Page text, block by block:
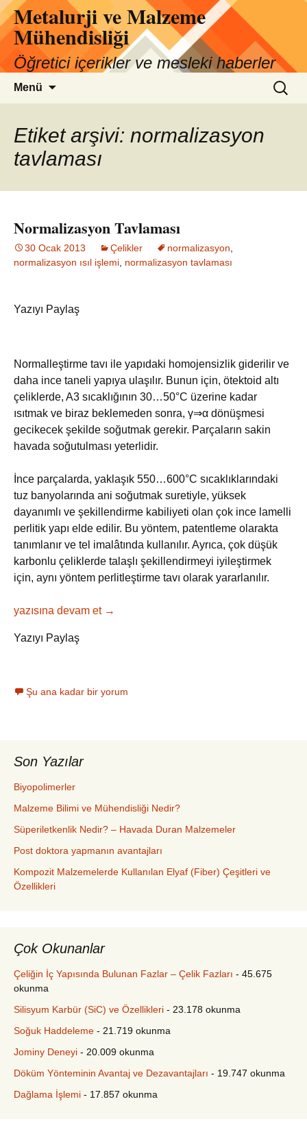
İçeriğe
atlaMetalurji ve Malzeme
Mühendisliği
Öğretici içerikler ve mesleki haberler
Menü
Arama:
Etiket arşivi: normalizasyon
tavlaması
Normalizasyon Tavlaması
30 Ocak 2013 Çelikler normalizasyon
normalizasyon ısıl işlemi normalizasyon tavlaması
Yazıyı Paylaş
Normalleştirme tavı ile yapıdaki homojensizlik giderilir ve
daha ince taneli yapıya ulaşılır. Bunun için, ötektoid altı
çeliklerde, A3 sıcaklığının 30…50°C üzerine kadar
ısıtmak ve biraz beklemeden sonra, γ⇒α dönüşmesi
gecikecek şekilde soğutmak gerekir. Parçaların sakin
havada soğutulması yeterlidir.
İnce parçalarda, yaklaşık 550…600°C sıcaklıklarındaki
tuz banyolarında ani soğutmak suretiyle, yüksek
dayanımlı ve şekillendirme kabiliyeti olan çok ince lamelli
perlitik yapı elde edilir. Bu yöntem, patentleme olarakta
tanımlanır ve tel imalâtında kullanılır. Ayrıca, çok düşük
karbonlu çeliklerde talaşlı şekillendirmeyi iyileştirmek
için, aynı yöntem perlitleştirme tavı olarak yararlanılır.
Normalizasyon Tavlaması
yazısına devam et →
Yazıyı Paylaş
Şu ana kadar bir yorum
Son Yazılar
Biyopolimerler
Malzeme Bilimi ve Mühendisliği Nedir?
Süperiletkenlik Nedir? – Havada Duran Malzemeler
Post doktora yapmanın avantajları
Kompozit Malzemelerde Kullanılan Elyaf (Fiber) Çeşitleri ve
Özellikleri
Çok Okunanlar
Çeliğin İç Yapısında Bulunan Fazlar – Çelik Fazları - 45.675
okunma
Silisyum Karbür (SiC) ve Özellikleri - 23.178 okunma
Soğuk Haddeleme - 21.719 okunma
Jominy Deneyi - 20.009 okunma
Döküm Yönteminin Avantaj ve Dezavantajları - 19.747 okunma
Dağlama İşlemi - 17.857 okunma